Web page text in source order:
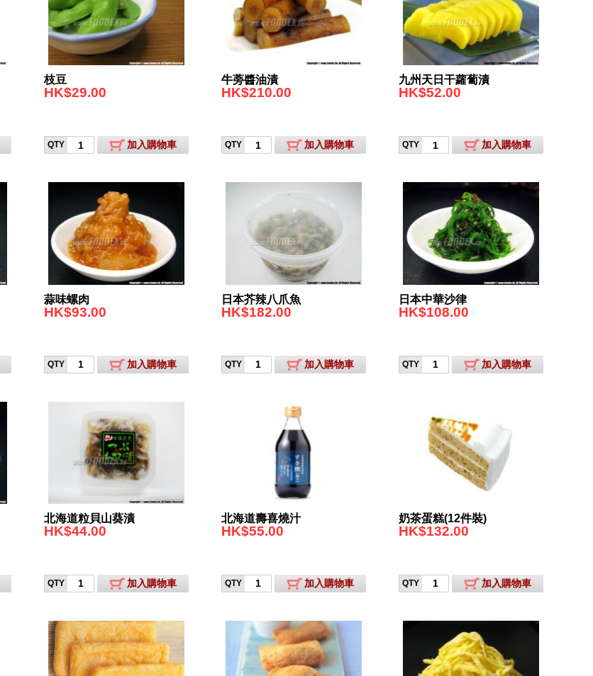
枝豆
HK$29.00
QTY 加入購物車
牛蒡醬油漬
HK$210.00
QTY 加入購物車
九州天日干蘿蔔漬
HK$52.00
QTY 加入購物車
蒜味螺肉
HK$93.00
QTY 加入購物車
日本芥辣八爪魚
HK$182.00
QTY 加入購物車
日本中華沙律
HK$108.00
QTY 加入購物車
北海道粒貝山葵漬
HK$44.00
QTY 加入購物車
北海道壽喜燒汁
HK$55.00
QTY 加入購物車
奶茶蛋糕(12件裝)
HK$132.00
QTY 加入購物車